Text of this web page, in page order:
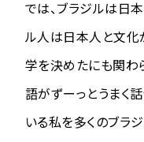
では、ブラジルは日
ル人は日本人と文化
学を決めたにも関わ
語がずーっとうまく
いる私を多くのブラ